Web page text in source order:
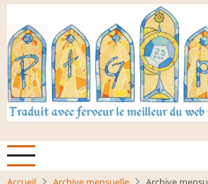
Aller
contenu
principal